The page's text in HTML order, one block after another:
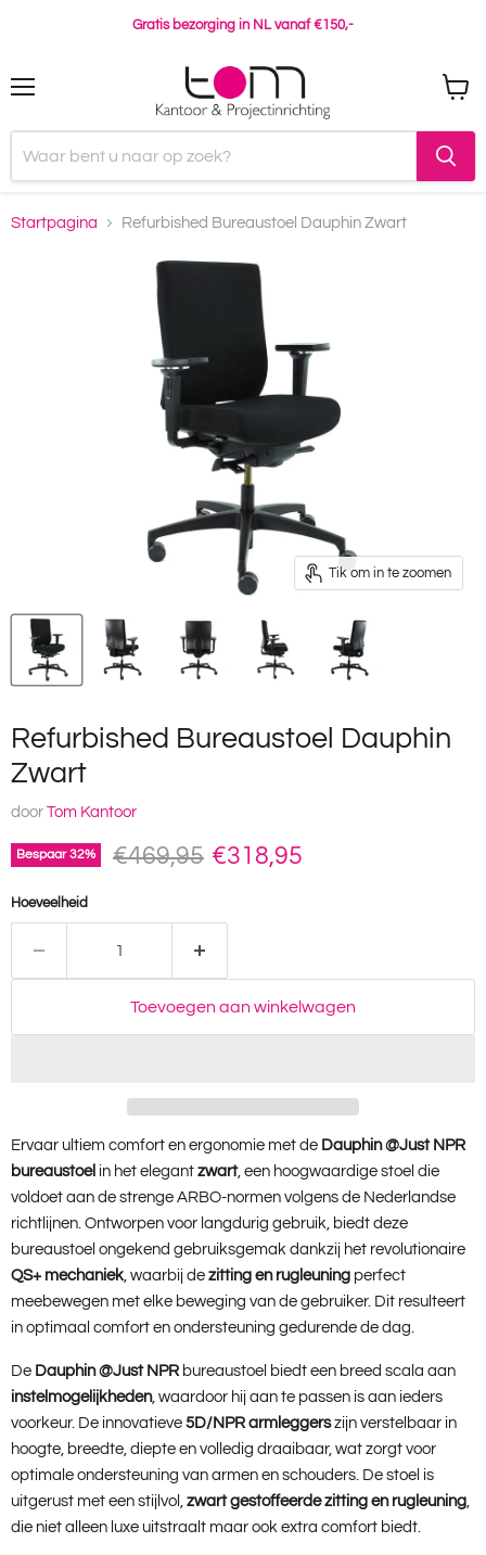
Gratis bezorging in NL vanaf €150,-
Startpagina Refurbished Bureaustoel Dauphin Zwart
Tik om in te zoomen
Refurbished Bureaustoel Dauphin
Zwart
door Tom Kantoor
Bespaar32% Oorspronkelijke prijs
€469,95 Huidige prijs
€318,95
Hoeveelheid
Toevoegen aan winkelwagen
Ervaar ultiem comfort en ergonomie met de Dauphin @Just NPR
bureaustoel in het elegant zwart, een hoogwaardige stoel die
voldoet aan de strenge ARBO-normen volgens de Nederlandse
richtlijnen. Ontworpen voor langdurig gebruik, biedt deze
bureaustoel ongekend gebruiksgemak dankzij het revolutionaire
QS+ mechaniek, waarbij de zitting en rugleuning perfect
meebewegen met elke beweging van de gebruiker. Dit resulteert
in optimaal comfort en ondersteuning gedurende de dag.
De Dauphin @Just NPRbureaustoel biedt een breed scala aan
instelmogelijkheden, waardoor hij aan te passen is aan ieders
voorkeur. De innovatieve 5D/NPR armleggerszijn verstelbaar in
hoogte, breedte, diepte en volledig draaibaar, wat zorgt voor
optimale ondersteuning van armen en schouders. De stoel is
uitgerust met een stijlvol, zwart gestoffeerde zitting en rugleuning,
die niet alleen luxe uitstraalt maar ook extra comfort biedt.